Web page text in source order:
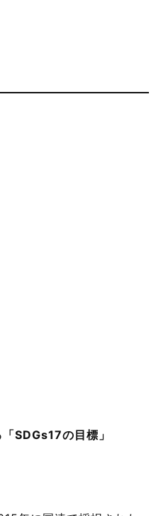
SDGs17の目標」